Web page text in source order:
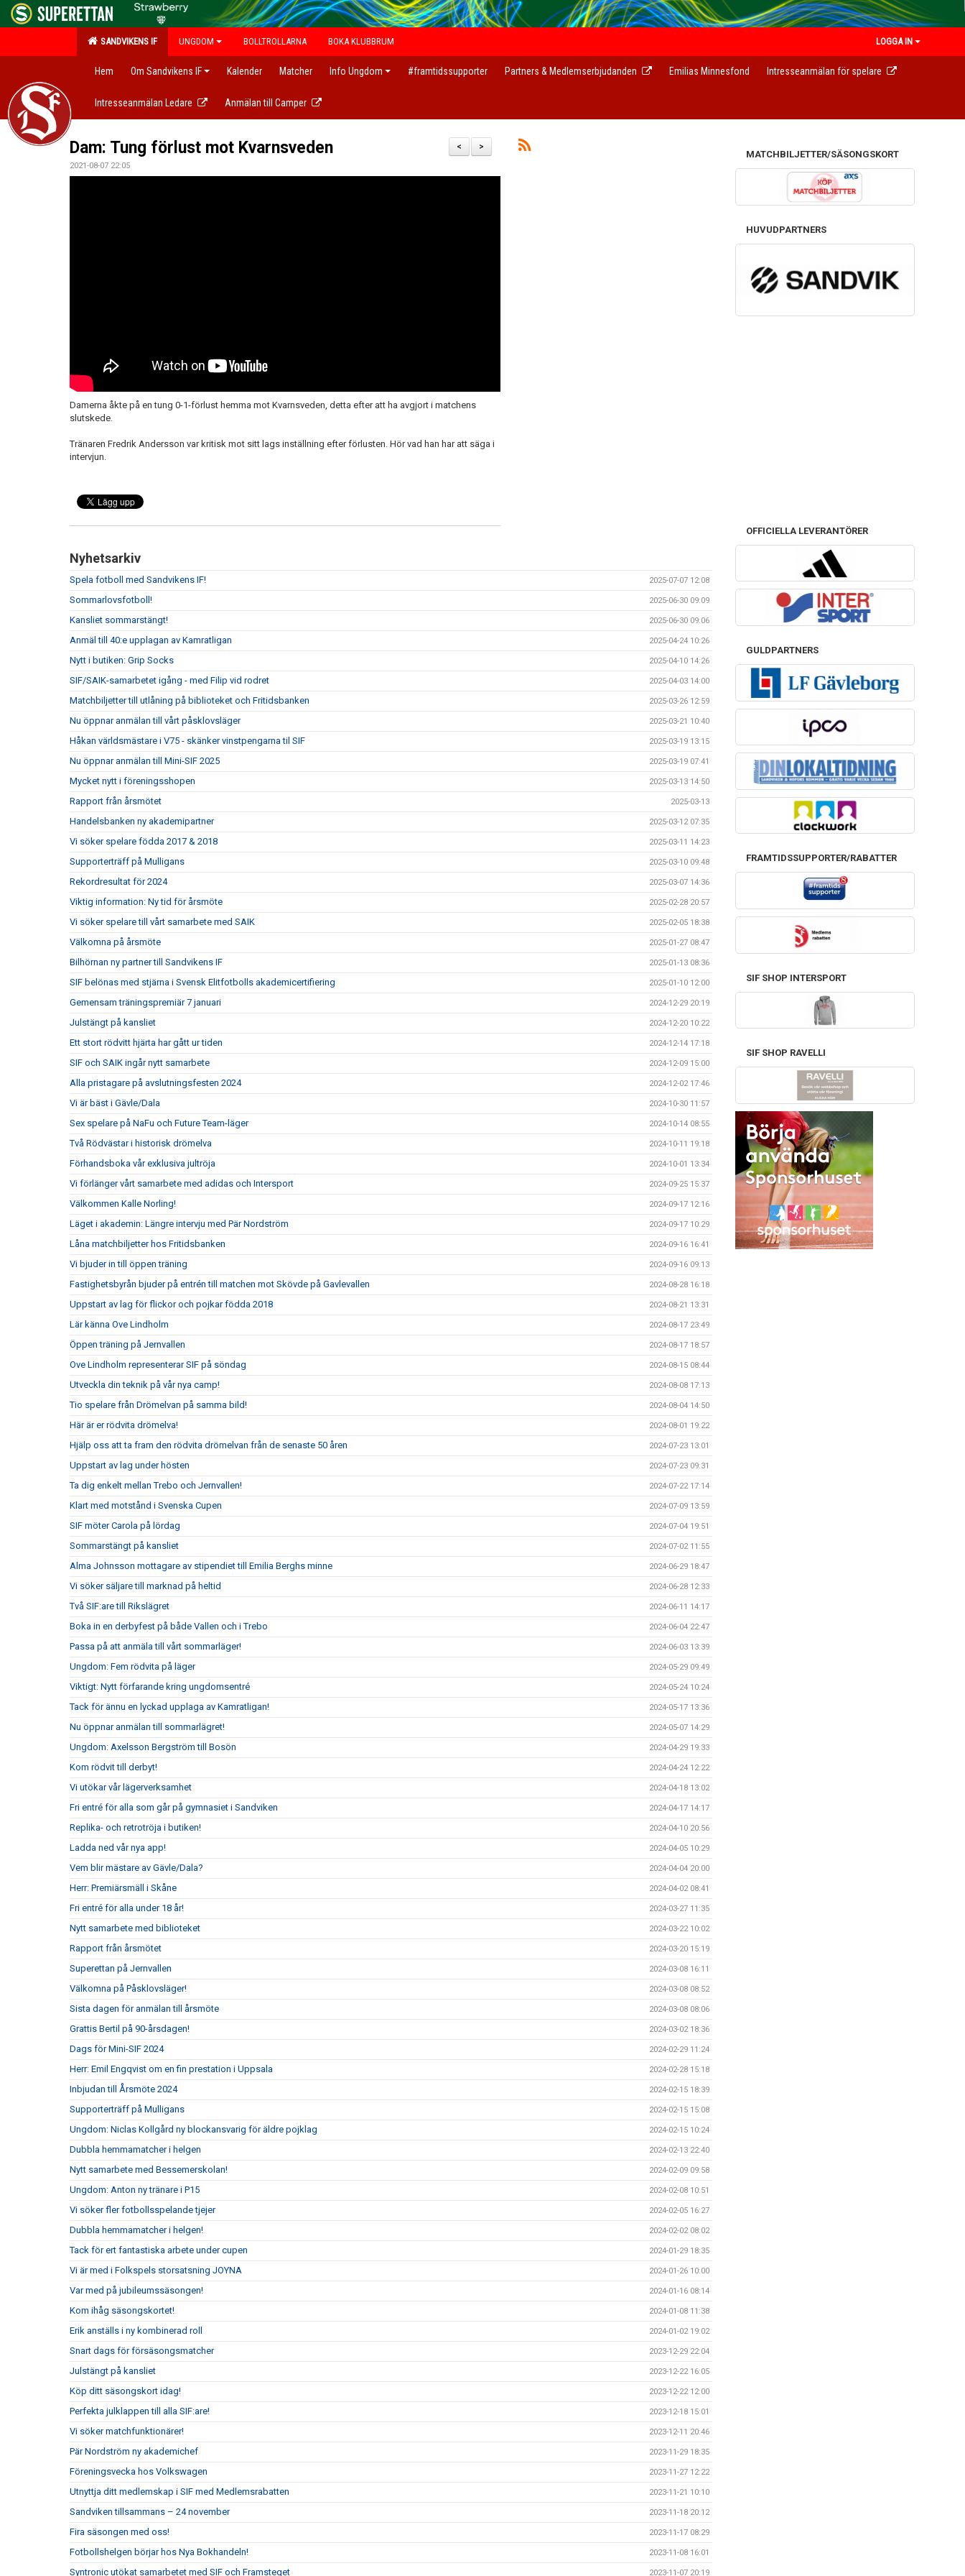
SANDVIKENS IF UNGDOM BOLLTROLLARNA BOKA KLUBBRUM LOGGA IN
Hem Om Sandvikens IF Kalender Matcher Info Ungdom #framtidssupporter Partners & Medlemserbjudanden Emilias Minnesfond Intresseanmälan för spelare
Intresseanmälan Ledare Anmälan till Camper
>
<
Dam: Tung förlust mot Kvarnsveden
2021-08-07 22:05
Damerna åkte på en tung 0-1-förlust hemma mot Kvarnsveden, detta efter att ha avgjort i matchens
slutskede.
Tränaren Fredrik Andersson var kritisk mot sitt lags inställning efter förlusten. Hör vad han har att säga i
intervjun.
Nyhetsarkiv
Spela fotboll med Sandvikens IF! 2025-07-07 12:08
Sommarlovsfotboll! 2025-06-30 09:09
Kansliet sommarstängt! 2025-06-30 09:06
Anmäl till 40:e upplagan av Kamratligan 2025-04-24 10:26
Nytt i butiken: Grip Socks 2025-04-10 14:26
SIF/SAIK-samarbetet igång - med Filip vid rodret 2025-04-03 14:00
Matchbiljetter till utlåning på biblioteket och Fritidsbanken 2025-03-26 12:59
Nu öppnar anmälan till vårt påsklovsläger 2025-03-21 10:40
Håkan världsmästare i V75 - skänker vinstpengarna til SIF 2025-03-19 13:15
Nu öppnar anmälan till Mini-SIF 2025 2025-03-19 07:41
Mycket nytt i föreningsshopen 2025-03-13 14:50
Rapport från årsmötet 2025-03-13
Handelsbanken ny akademipartner 2025-03-12 07:35
Vi söker spelare födda 2017 & 2018 2025-03-11 14:23
Supporterträff på Mulligans 2025-03-10 09:48
Rekordresultat för 2024 2025-03-07 14:36
Viktig information: Ny tid för årsmöte 2025-02-28 20:57
Vi söker spelare till vårt samarbete med SAIK 2025-02-05 18:38
Välkomna på årsmöte 2025-01-27 08:47
Bilhörnan ny partner till Sandvikens IF 2025-01-13 08:36
SIF belönas med stjärna i Svensk Elitfotbolls akademicertifiering 2025-01-10 12:00
Gemensam träningspremiär 7 januari 2024-12-29 20:19
Julstängt på kansliet 2024-12-20 10:22
Ett stort rödvitt hjärta har gått ur tiden 2024-12-14 17:18
SIF och SAIK ingår nytt samarbete 2024-12-09 15:00
Alla pristagare på avslutningsfesten 2024 2024-12-02 17:46
Vi är bäst i Gävle/Dala 2024-10-30 11:57
Sex spelare på NaFu och Future Team-läger 2024-10-14 08:55
Två Rödvästar i historisk drömelva 2024-10-11 19:18
Förhandsboka vår exklusiva jultröja 2024-10-01 13:34
Vi förlänger vårt samarbete med adidas och Intersport 2024-09-25 15:37
Välkommen Kalle Norling! 2024-09-17 12:16
Läget i akademin: Längre intervju med Pär Nordström 2024-09-17 10:29
Låna matchbiljetter hos Fritidsbanken 2024-09-16 16:41
Vi bjuder in till öppen träning 2024-09-16 09:13
Fastighetsbyrån bjuder på entrén till matchen mot Skövde på Gavlevallen 2024-08-28 16:18
Uppstart av lag för flickor och pojkar födda 2018 2024-08-21 13:31
Lär känna Ove Lindholm 2024-08-17 23:49
Öppen träning på Jernvallen 2024-08-17 18:57
Ove Lindholm representerar SIF på söndag 2024-08-15 08:44
Utveckla din teknik på vår nya camp! 2024-08-08 17:13
Tio spelare från Drömelvan på samma bild! 2024-08-04 14:50
Här är er rödvita drömelva! 2024-08-01 19:22
Hjälp oss att ta fram den rödvita drömelvan från de senaste 50 åren 2024-07-23 13:01
Uppstart av lag under hösten 2024-07-23 09:31
Ta dig enkelt mellan Trebo och Jernvallen! 2024-07-22 17:14
Klart med motstånd i Svenska Cupen 2024-07-09 13:59
SIF möter Carola på lördag 2024-07-04 19:51
Sommarstängt på kansliet 2024-07-02 11:55
Alma Johnsson mottagare av stipendiet till Emilia Berghs minne 2024-06-29 18:47
Vi söker säljare till marknad på heltid 2024-06-28 12:33
Två SIF:are till Rikslägret 2024-06-11 14:17
Boka in en derbyfest på både Vallen och i Trebo 2024-06-04 22:47
Passa på att anmäla till vårt sommarläger! 2024-06-03 13:39
Ungdom: Fem rödvita på läger 2024-05-29 09:49
Viktigt: Nytt förfarande kring ungdomsentré 2024-05-24 10:24
Tack för ännu en lyckad upplaga av Kamratligan! 2024-05-17 13:36
Nu öppnar anmälan till sommarlägret! 2024-05-07 14:29
Ungdom: Axelsson Bergström till Bosön 2024-04-29 19:33
Kom rödvit till derbyt! 2024-04-24 12:22
Vi utökar vår lägerverksamhet 2024-04-18 13:02
Fri entré för alla som går på gymnasiet i Sandviken 2024-04-17 14:17
Replika- och retrotröja i butiken! 2024-04-10 20:56
Ladda ned vår nya app! 2024-04-05 10:29
Vem blir mästare av Gävle/Dala? 2024-04-04 20:00
Herr: Premiärsmäll i Skåne 2024-04-02 08:41
Fri entré för alla under 18 år! 2024-03-27 11:35
Nytt samarbete med biblioteket 2024-03-22 10:02
Rapport från årsmötet 2024-03-20 15:19
Superettan på Jernvallen 2024-03-08 16:11
Välkomna på Påsklovsläger! 2024-03-08 08:52
Sista dagen för anmälan till årsmöte 2024-03-08 08:06
Grattis Bertil på 90-årsdagen! 2024-03-02 18:36
Dags för Mini-SIF 2024 2024-02-29 11:24
Herr: Emil Engqvist om en fin prestation i Uppsala 2024-02-28 15:18
Inbjudan till Årsmöte 2024 2024-02-15 18:39
Supporterträff på Mulligans 2024-02-15 15:08
Ungdom: Niclas Kollgård ny blockansvarig för äldre pojklag 2024-02-15 10:24
Dubbla hemmamatcher i helgen 2024-02-13 22:40
Nytt samarbete med Bessemerskolan! 2024-02-09 09:58
Ungdom: Anton ny tränare i P15 2024-02-08 10:51
Vi söker fler fotbollsspelande tjejer 2024-02-05 16:27
Dubbla hemmamatcher i helgen! 2024-02-02 08:02
Tack för ert fantastiska arbete under cupen 2024-01-29 18:35
Vi är med i Folkspels storsatsning JOYNA 2024-01-26 10:00
Var med på jubileumssäsongen! 2024-01-16 08:14
Kom ihåg säsongskortet! 2024-01-08 11:38
Erik anställs i ny kombinerad roll 2024-01-02 19:02
Snart dags för försäsongsmatcher 2023-12-29 22:04
Julstängt på kansliet 2023-12-22 16:05
Köp ditt säsongskort idag! 2023-12-22 12:00
Perfekta julklappen till alla SIF:are! 2023-12-18 15:01
Vi söker matchfunktionärer! 2023-12-11 20:46
Pär Nordström ny akademichef 2023-11-29 18:35
Föreningsvecka hos Volkswagen 2023-11-27 12:22
Utnyttja ditt medlemskap i SIF med Medlemsrabatten 2023-11-21 10:10
Sandviken tillsammans – 24 november 2023-11-18 20:12
Fira säsongen med oss! 2023-11-17 08:29
Fotbollshelgen börjar hos Nya Bokhandeln! 2023-11-08 16:01
Syntronic utökat samarbetet med SIF och Framsteget 2023-11-07 20:19
MATCHBILJETTER/SÄSONGSKORT
HUVUDPARTNERS
OFFICIELLA LEVERANTÖRER
GULDPARTNERS
FRAMTIDSSUPPORTER/RABATTER
SIF SHOP INTERSPORT
SIF SHOP RAVELLI